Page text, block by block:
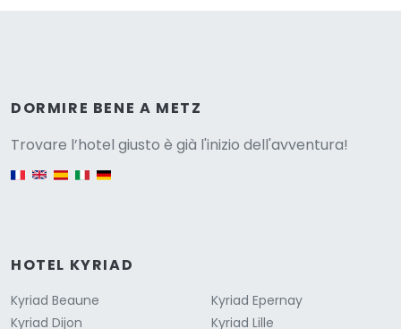
DORMIRE BENE A METZ
Trovare l’hotel giusto è già l'inizio dell'avventura!
HOTEL KYRIAD
Kyriad Beaune
Kyriad Dijon
Kyriad Epernay
Kyriad Lille